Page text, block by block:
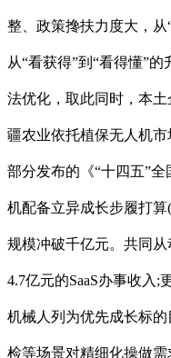
整、政策搀扶力度大，从
从“看获得”到“看得懂”
法优化，取此同时，本
疆农业依托植保无人机
部分发布的《“十四五”
机配备立异成长步履打
规模冲破千亿元。共同
4.7亿元的SaaS办事收入
机械人列为优先成长标
检等场景对精细化操做需